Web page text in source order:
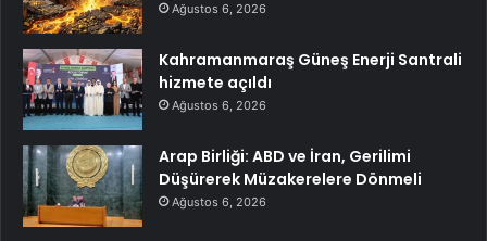
Ağustos 6, 2026
Kahramanmaraş Güneş Enerji Santrali
hizmete açıldı
Ağustos 6, 2026
Arap Birliği: ABD ve İran, Gerilimi
Düşürerek Müzakerelere Dönmeli
Ağustos 6, 2026